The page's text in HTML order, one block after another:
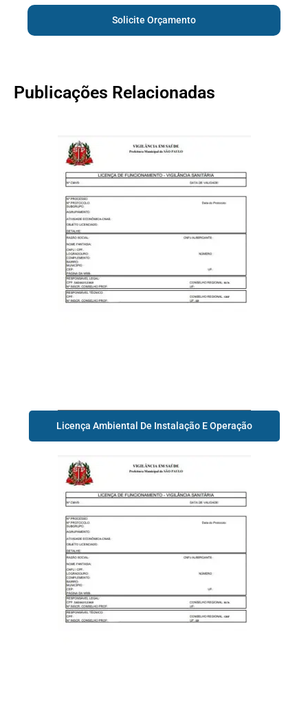
Solicite Orçamento
Publicações Relacionadas
Licença Ambiental De Instalação E Operação